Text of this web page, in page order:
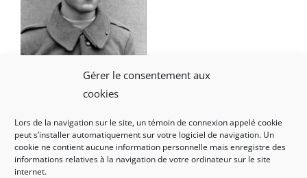
Gérer le consentement aux
cookies
Lors de la navigation sur le site, un témoin de connexion appelé cookie
peut s’installer automatiquement sur votre logiciel de navigation. Un
cookie ne contient aucune information personnelle mais enregistre des
informations relatives à la navigation de votre ordinateur sur le site
internet.
Rosier Henri Durey
Mise à jour de septembre
2025